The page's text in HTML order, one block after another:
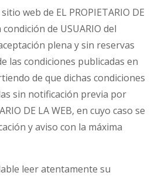
web de EL PROPIETARIO DE
de USUARIO del
plena y sin reservas
las condiciones publicadas en
de que dichas condiciones
sin notificación previa por
DE LA WEB, en cuyo caso se
y aviso con la máxima
leer atentamente su